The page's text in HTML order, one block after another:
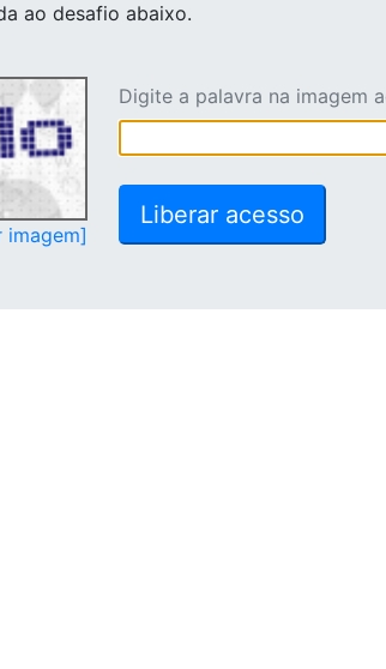
ao desafio abaixo.
imagem]
Digite a palavra na imagem